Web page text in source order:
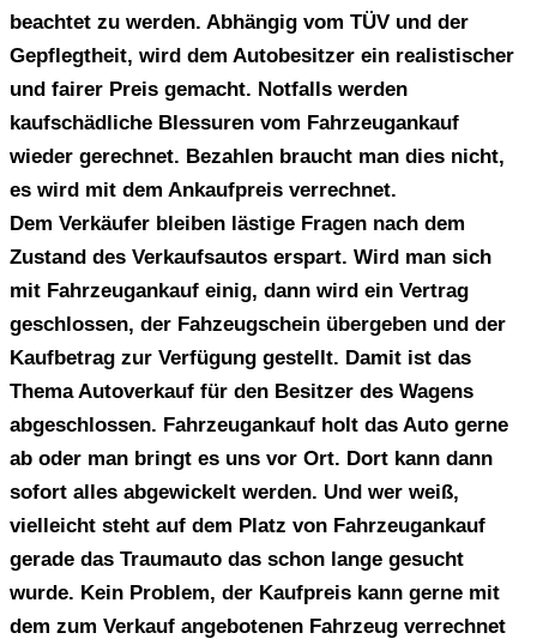
beachtet zu werden. Abhängig vom TÜV und der
Gepflegtheit, wird dem Autobesitzer ein realistischer
und fairer Preis gemacht. Notfalls werden
kaufschädliche Blessuren vom Fahrzeugankauf
wieder gerechnet. Bezahlen braucht man dies nicht,
es wird mit dem Ankaufpreis verrechnet.
Dem Verkäufer bleiben lästige Fragen nach dem
Zustand des Verkaufsautos erspart. Wird man sich
mit Fahrzeugankauf einig, dann wird ein Vertrag
geschlossen, der Fahzeugschein übergeben und der
Kaufbetrag zur Verfügung gestellt. Damit ist das
Thema Autoverkauf für den Besitzer des Wagens
abgeschlossen. Fahrzeugankauf holt das Auto gerne
ab oder man bringt es uns vor Ort. Dort kann dann
sofort alles abgewickelt werden. Und wer weiß,
vielleicht steht auf dem Platz von Fahrzeugankauf
gerade das Traumauto das schon lange gesucht
wurde. Kein Problem, der Kaufpreis kann gerne mit
dem zum Verkauf angebotenen Fahrzeug verrechnet